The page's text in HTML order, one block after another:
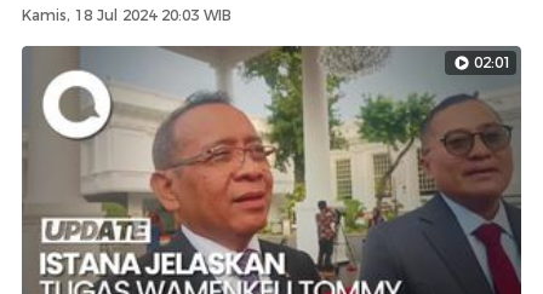
Kamis, 18 Jul 2024 20:03 WIB
02:01